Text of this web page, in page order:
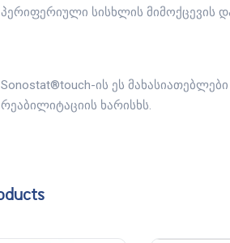
პერიფერიული სისხლის მიმოქცევის
Sonostat®touch-ის ეს
რეაბილიტაციის ხარისხს.